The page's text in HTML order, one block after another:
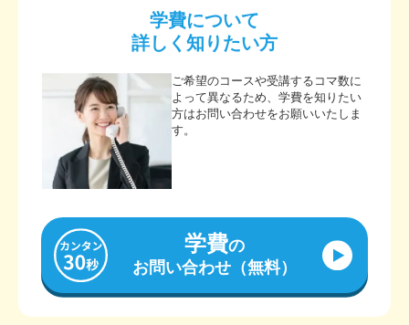
学費について
詳しく知りたい方
ご希望のコースや受講するコマ数に
よって異なるため、学費を知りたい
方はお問い合わせをお願いいたしま
す。
学費の
お問い合わせ（無料）